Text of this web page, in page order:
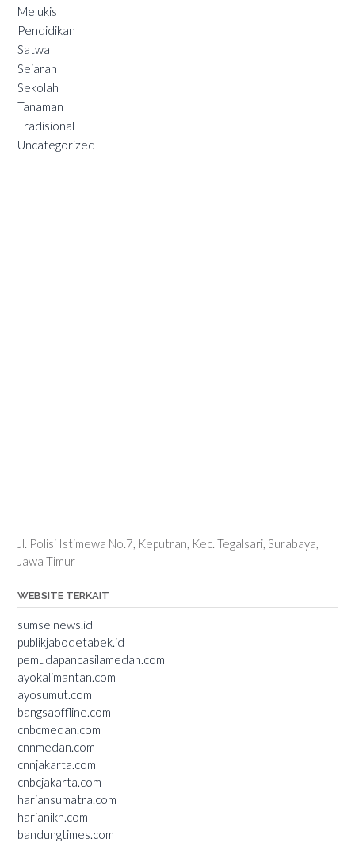
Melukis
Pendidikan
Satwa
Sejarah
Sekolah
Tanaman
Tradisional
Uncategorized
Jl. Polisi Istimewa No.7, Keputran, Kec. Tegalsari, Surabaya,
Jawa Timur
WEBSITE TERKAIT
sumselnews.id
publikjabodetabek.id
pemudapancasilamedan.com
ayokalimantan.com
ayosumut.com
bangsaoffline.com
cnbcmedan.com
cnnmedan.com
cnnjakarta.com
cnbcjakarta.com
hariansumatra.com
harianikn.com
bandungtimes.com